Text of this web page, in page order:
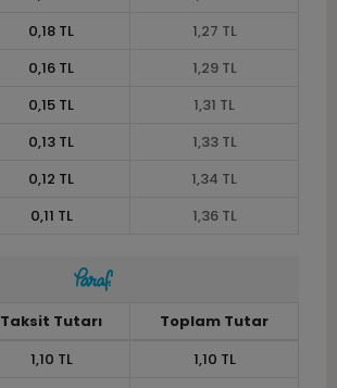
0,18 TL
1,27 TL
0,16 TL
1,29 TL
0,15 TL
1,31 TL
0,13 TL
1,33 TL
0,12 TL
1,34 TL
0,11 TL 1,36 TL
Taksit Tutarı
Toplam Tutar
1,10 TL
1,10 TL